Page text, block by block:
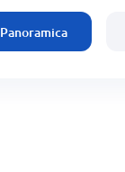
Panoramica